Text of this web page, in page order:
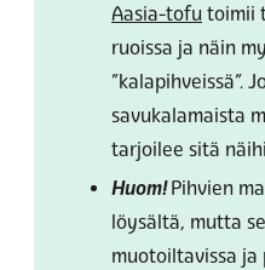
Aasia-tofu toimii
ruoissa ja näin
”kalapihveissä”.
savukalamaista
tarjoilee sitä
Huom! Pihvien
löysältä, mutta
muotoiltavissa ja